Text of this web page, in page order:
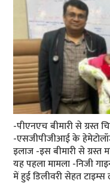
-पीएनएच बीमारी से ग्रस्त
-एसजीपीजीआई के
इलाज -इस बीमारी से
यह पहला मामला -निजी
में हुई डिलीवरी सेहत